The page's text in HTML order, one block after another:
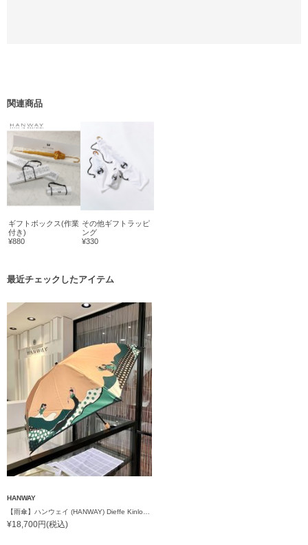
関連商品
ギフトボックス(作業
付き)
¥880
その他ギフトラッピ
ング
¥330
最近チェックしたアイテム
HANWAY
¥18,700円(税込)